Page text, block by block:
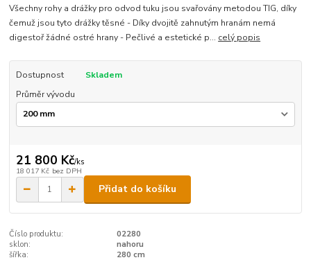
Všechny rohy a drážky pro odvod tuku jsou svařovány metodou TIG, díky
čemuž jsou tyto drážky těsné - Díky dvojitě zahnutým hranám nemá
digestoř žádné ostré hrany - Pečlivé a estetické p... celý popis
Dostupnost
Skladem
Průměr vývodu
21 800 Kč/ks
18 017 Kč bez DPH
Přidat do košíku
Číslo produktu:
02280
sklon:
nahoru
šířka:
280 cm